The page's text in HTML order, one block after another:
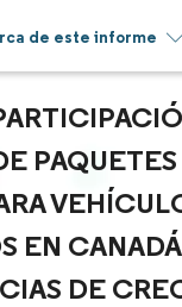
de este informe
EN
DE